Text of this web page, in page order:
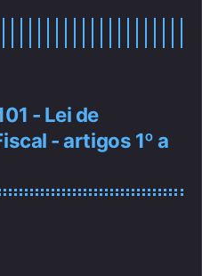
- Lei de
- artigos 1º a